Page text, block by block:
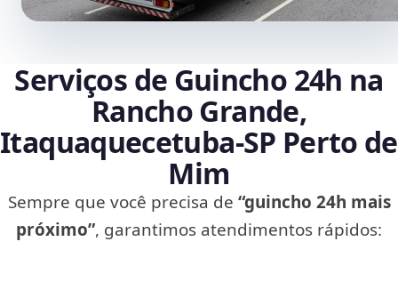
Serviços de Guincho 24h na
Rancho Grande,
Itaquaquecetuba‑SP Perto de
Mim
Sempre que você precisa de “guincho 24h mais
próximo”, garantimos atendimentos rápidos: